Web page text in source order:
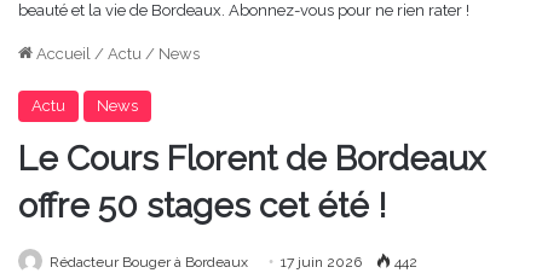
beauté et la vie de Bordeaux. Abonnez-vous pour ne rien rater !
Accueil / Actu / News
Actu News
Le Cours Florent de Bordeaux
offre 50 stages cet été !
Rédacteur Bouger à Bordeaux 17 juin 2026 442